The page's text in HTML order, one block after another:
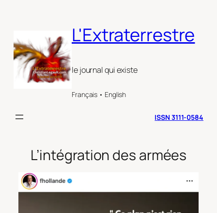
L'Extraterrestre
le journal qui existe
Français • English
ISSN 3111-0584
L’intégration des armées